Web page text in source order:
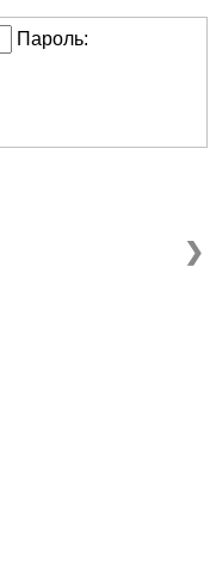
Пароль:
❯